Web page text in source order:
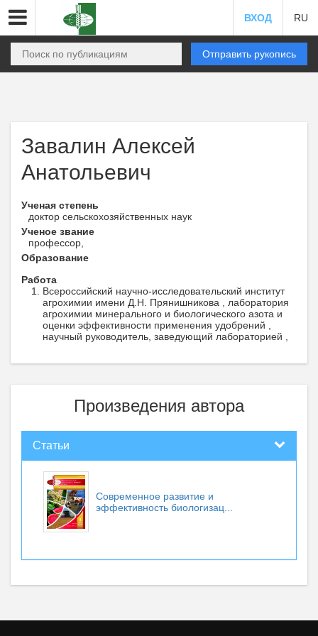
ВХОД RU
Отправить рукопись
Завалин Алексей
Анатольевич
Ученая степень
доктор сельскохозяйственных наук
Ученое звание
профессор,
Образование
Работа
Всероссийский научно-исследовательский институт
агрохимии имени Д.Н. Прянишникова , лаборатория
агрохимии минерального и биологического азота и
оценки эффективности применения удобрений ,
научный руководитель, заведующий лабораторией ,
Произведения автора
Статьи
Современное развитие и
эффективность биологизац...